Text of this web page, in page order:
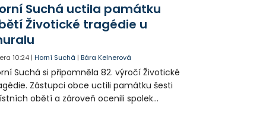
Suchá uctila památku
Životické tragédie u
10:24 |Horní Suchá |Bára Kelnerová
Suchá si připomněla 82. výročí Životické
Zástupci obce uctili památku šesti
obětí a zároveň ocenili spolek